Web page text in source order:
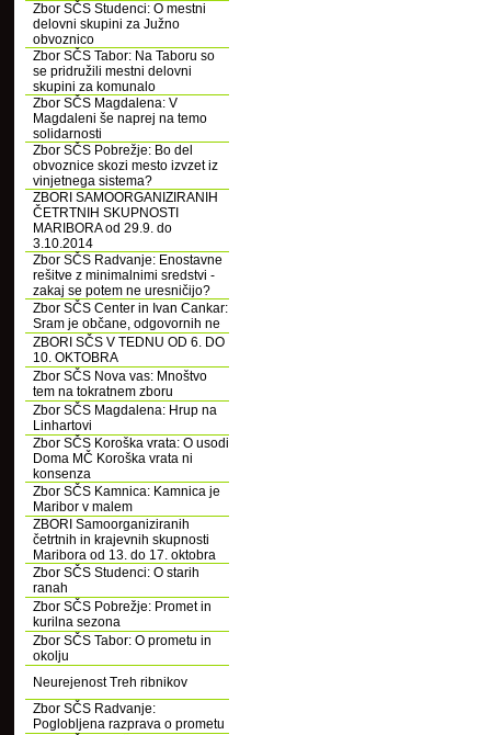
Zbor SČS Studenci: O mestni
delovni skupini za Južno
obvoznico
Zbor SČS Tabor: Na Taboru so
se pridružili mestni delovni
skupini za komunalo
Zbor SČS Magdalena: V
Magdaleni še naprej na temo
solidarnosti
Zbor SČS Pobrežje: Bo del
obvoznice skozi mesto izvzet iz
vinjetnega sistema?
ZBORI SAMOORGANIZIRANIH
ČETRTNIH SKUPNOSTI
MARIBORA od 29.9. do
3.10.2014
Zbor SČS Radvanje: Enostavne
rešitve z minimalnimi sredstvi -
zakaj se potem ne uresničijo?
Zbor SČS Center in Ivan Cankar:
Sram je občane, odgovornih ne
ZBORI SČS V TEDNU OD 6. DO
10. OKTOBRA
Zbor SČS Nova vas: Mnoštvo
tem na tokratnem zboru
Zbor SČS Magdalena: Hrup na
Linhartovi
Zbor SČS Koroška vrata: O usodi
Doma MČ Koroška vrata ni
konsenza
Zbor SČS Kamnica: Kamnica je
Maribor v malem
ZBORI Samoorganiziranih
četrtnih in krajevnih skupnosti
Maribora od 13. do 17. oktobra
Zbor SČS Studenci: O starih
ranah
Zbor SČS Pobrežje: Promet in
kurilna sezona
Zbor SČS Tabor: O prometu in
okolju
Neurejenost Treh ribnikov
Zbor SČS Radvanje:
Poglobljena razprava o prometu